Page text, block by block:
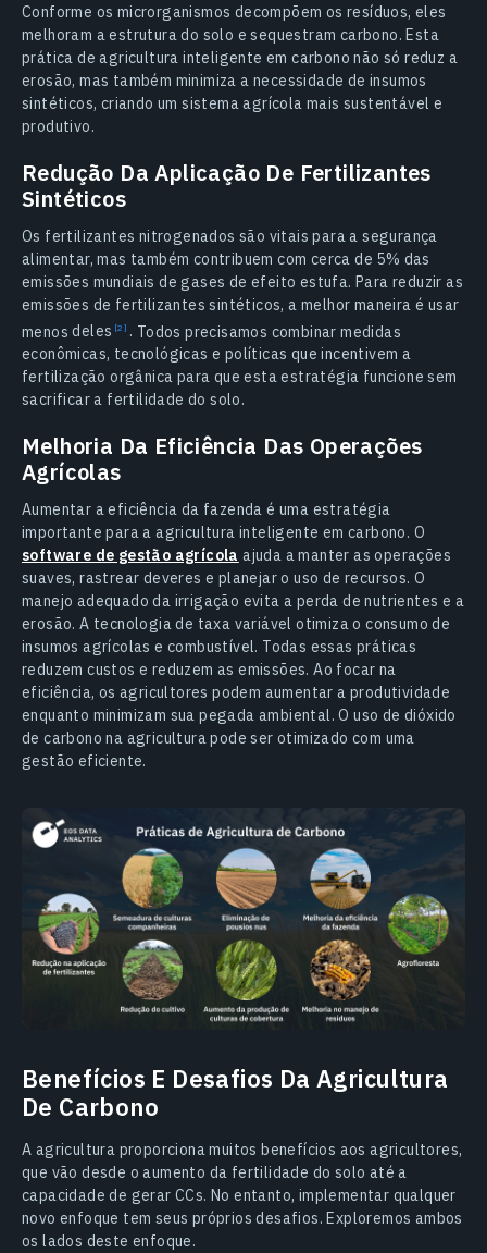
Conforme os microrganismos decompõem os resíduos, eles
melhoram a estrutura do solo e sequestram carbono. Esta
prática de agricultura inteligente em carbono não só reduz a
erosão, mas também minimiza a necessidade de insumos
sintéticos, criando um sistema agrícola mais sustentável e
produtivo.
Redução Da Aplicação De Fertilizantes
Sintéticos
Os fertilizantes nitrogenados são vitais para a segurança
alimentar, mas também contribuem com cerca de 5% das
emissões mundiais de gases de efeito estufa. Para reduzir as
emissões de fertilizantes sintéticos, a melhor maneira é usar
menosdeles . Todos precisamos combinar medidas
econômicas, tecnológicas e políticas que incentivem a
fertilização orgânica para que esta estratégia funcione sem
sacrificar a fertilidade do solo.
Melhoria Da Eficiência Das Operações
Agrícolas
Aumentar a eficiência da fazenda é uma estratégia
importante para a agricultura inteligente em carbono. O
software de gestão agrícola ajuda a manter as operações
suaves, rastrear deveres e planejar o uso de recursos. O
manejo adequado da irrigação evita a perda de nutrientes e a
erosão. A tecnologia de taxa variável otimiza o consumo de
insumos agrícolas e combustível. Todas essas práticas
reduzem custos e reduzem as emissões. Ao focar na
eficiência, os agricultores podem aumentar a produtividade
enquanto minimizam sua pegada ambiental. O uso de dióxido
de carbono na agricultura pode ser otimizado com uma
gestão eficiente.
Benefícios E Desafios Da Agricultura
De Carbono
A agricultura proporciona muitos benefícios aos agricultores,
que vão desde o aumento da fertilidade do solo até a
capacidade de gerar CCs. No entanto, implementar qualquer
novo enfoque tem seus próprios desafios. Exploremos ambos
os lados deste enfoque.